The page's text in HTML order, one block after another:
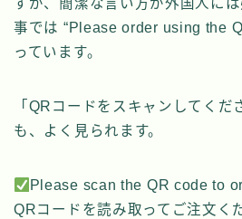
すが、簡潔な言い方が外国人に
事では “Please order using the
っています。
「QRコードをスキャンしてくだ
も、よく見られます。
Please scan the QR code to
QRコードを読み取ってご注文く